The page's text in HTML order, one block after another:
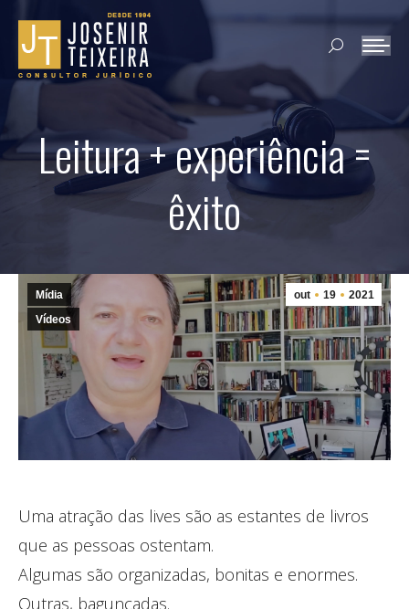
Search:
Leitura + experiência =
êxito
out 19 2021
Mídia
Vídeos
Uma atração das lives são as estantes de livros
que as pessoas ostentam.
Algumas são organizadas, bonitas e enormes.
Outras, bagunçadas.